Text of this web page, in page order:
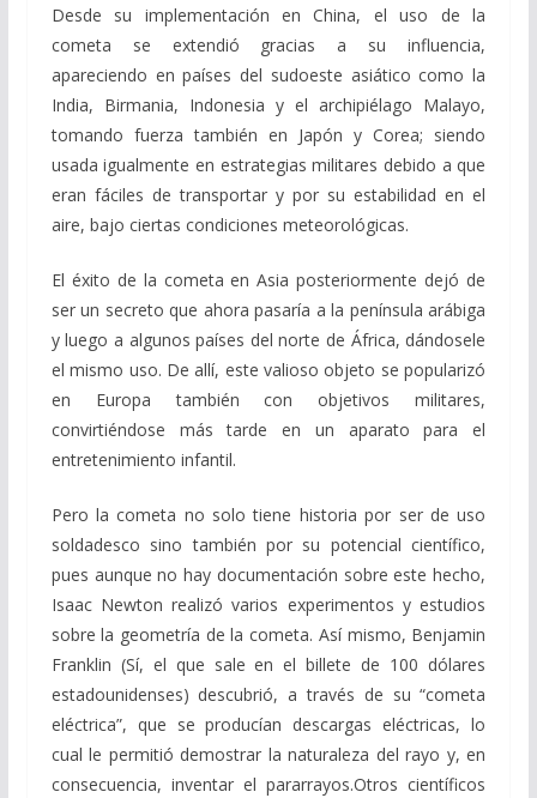
Desde su implementación en China, el uso de la
cometa se extendió gracias a su influencia,
apareciendo en países del sudoeste asiático como la
India, Birmania, Indonesia y el archipiélago Malayo,
tomando fuerza también en Japón y Corea; siendo
usada igualmente en estrategias militares debido a que
eran fáciles de transportar y por su estabilidad en el
aire, bajo ciertas condiciones meteorológicas.
El éxito de la cometa en Asia posteriormente dejó de
ser un secreto que ahora pasaría a la península arábiga
y luego a algunos países del norte de África, dándosele
el mismo uso. De allí, este valioso objeto se popularizó
en Europa también con objetivos militares,
convirtiéndose más tarde en un aparato para el
entretenimiento infantil.
Pero la cometa no solo tiene historia por ser de uso
soldadesco sino también por su potencial científico,
pues aunque no hay documentación sobre este hecho,
Isaac Newton realizó varios experimentos y estudios
sobre la geometría de la cometa. Así mismo, Benjamin
Franklin (Sí, el que sale en el billete de 100 dólares
estadounidenses) descubrió, a través de su “cometa
eléctrica”, que se producían descargas eléctricas, lo
cual le permitió demostrar la naturaleza del rayo y, en
consecuencia, inventar el pararrayos.Otros científicos